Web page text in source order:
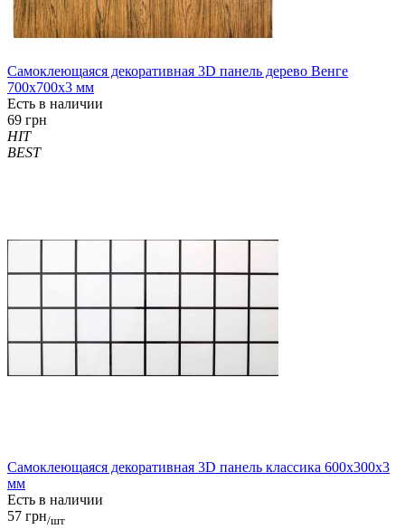
Самоклеющаяся декоративная 3D панель дерево Венге
700x700x3 мм
Есть в наличии
69 грн
HIT
BEST
Самоклеющаяся декоративная 3D панель классика 600x300x3
мм
Есть в наличии
57 грн/шт